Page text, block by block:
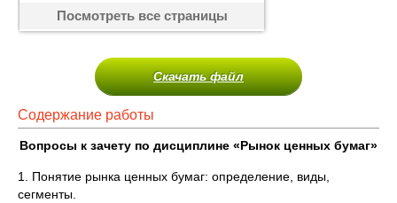
Посмотреть все страницы
Скачать файл
Содержание работы
Вопросы к зачету по дисциплине «Рынок ценных бумаг»
1. Понятие рынка ценных бумаг: определение, виды,
сегменты.